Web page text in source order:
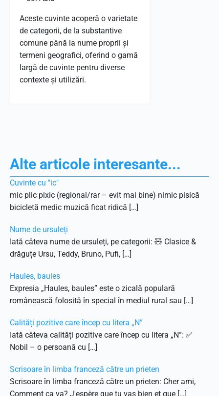
Aceste cuvinte acoperă o varietate
de categorii, de la substantive
comune până la nume proprii și
termeni geografici, oferind o gamă
largă de cuvinte pentru diverse
contexte și utilizări.
Alte articole interesante...
Cuvinte cu "ic"
mic plic pixic (regional/rar – evit mai bine) nimic pisică
bicicletă medic muzică ficat ridică […]
Nume de ursuleți
Iată câteva nume de ursuleți, pe categorii: 🧸 Clasice &
drăguțe Ursu, Teddy, Bruno, Pufi, […]
Haules, baules
Expresia „Haules, baules” este o zicală populară
românească folosită în special în mediul rural sau […]
Calități pozitive care încep cu litera „N”
Iată câteva calități pozitive care încep cu litera „N”: ✅
Nobil – o persoană cu […]
Scrisoare în limba franceză către un prieten
Scrisoare în limba franceză către un prieten: Cher ami,
Comment ça va? J'espère que tu vas bien et que […]